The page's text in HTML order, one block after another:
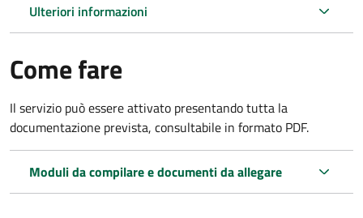
Ulteriori informazioni
Come fare
Il servizio può essere attivato presentando tutta la
documentazione prevista, consultabile in formato PDF.
Moduli da compilare e documenti da allegare